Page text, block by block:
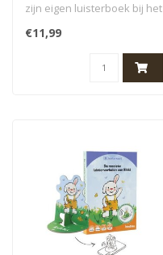
zijn eigen luisterboek bij het
merk Besties. Speci..
€11,99